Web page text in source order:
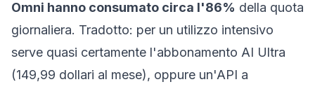
Omni hanno consumato circa l'86% della quota
giornaliera. Tradotto: per un utilizzo intensivo
serve quasi certamente l'abbonamento AI Ultra
(149,99 dollari al mese), oppure un'API a